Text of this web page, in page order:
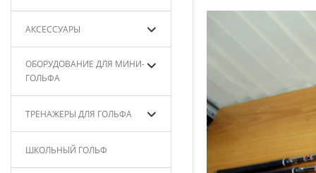
АКСЕССУАРЫ
ОБОРУДОВАНИЕ ДЛЯ МИНИ-
ГОЛЬФА
ТРЕНАЖЕРЫ ДЛЯ ГОЛЬФА
ШКОЛЬНЫЙ ГОЛЬФ